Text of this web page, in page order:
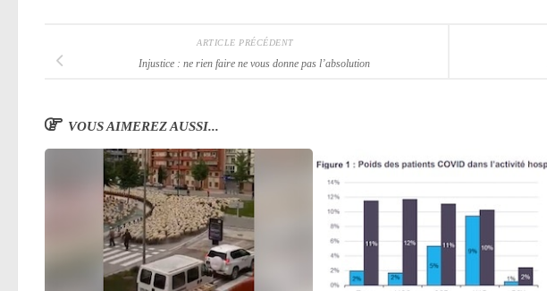
ARTICLE PRÉCÉDENT
Injustice : ne rien faire ne vous donne pas l’absolution
VOUS AIMEREZ AUSSI...